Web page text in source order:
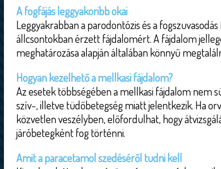
A fogfájás leggyakoribb okai
Leggyakrabban a parodontózis és a
állcsontokban érzett fájdalomért. A fájdalom
meghatározása alapján általában könnyű
Hogyan kezelhető a mellkasi fájdalom?
Az esetek többségében a mellkasi fájdalom nem
szív-, illetve tüdőbetegség miatt jelentkezik. Ha
közvetlen veszélyben, előfordulhat, hogy
járóbetegként fog történni.
Amit a paracetamol szedéséről tudni kell